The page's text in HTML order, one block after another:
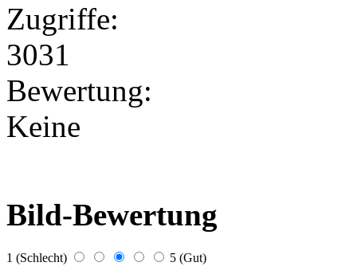
Zugriffe:
3031
Bewertung:
Keine
Bild-Bewertung
1 (Schlecht) 5 (Gut)